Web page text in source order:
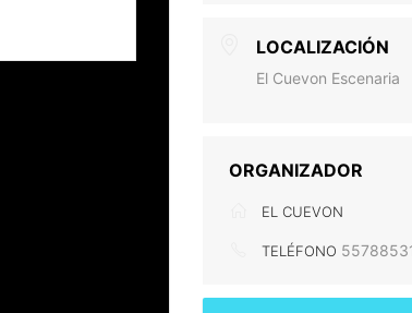
LOCALIZACIÓN
El Cuevon Escenaria
ORGANIZADOR
EL CUEVON
TELÉFONO